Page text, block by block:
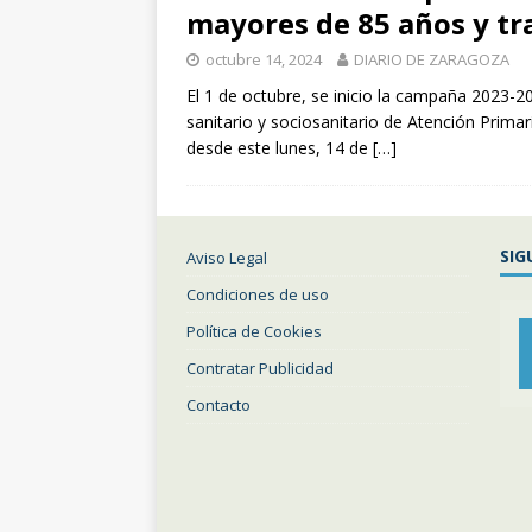
[ julio 31, 2026
ZARAGOZA
mayores de 85 años y
octubre 14, 2024 DIARIO DE ZARAGOZA
El 1 de octubre, se inicio la campaña 2023-
sanitario y sociosanitario de Atención
desde este lunes, 14 de […]
Aviso Legal
Condiciones de uso
Política de Cookies
Contratar Publicidad
Contacto